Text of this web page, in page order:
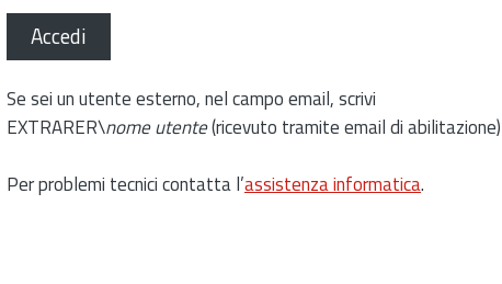
Accedi
Se sei un utente esterno, nel campo email, scrivi
EXTRARER\nome utente(ricevuto tramite email di abilitazione)
Per problemi tecnici contatta l’assistenza informatica.